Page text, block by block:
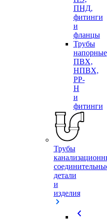
ПНД,
фитинги
и
фланцы
Трубы
напорные
ПВХ,
НПВХ,
PP-
H
и
фитинги
Трубы
детали
и
изделия
chevron_left